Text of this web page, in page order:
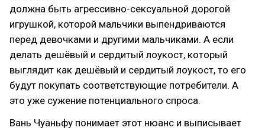
должна быть агрессивно-сексуальной дорогой
игрушкой, которой мальчики выпендриваются
перед девочками и другими мальчиками. А если
делать дешёвый и сердитый лоукост, который
выглядит как дешёвый и сердитый лоукост, то его
будут покупать соответствующие потребители. А
это уже сужение потенциального спроса.
Вань Чуаньфу понимает этот нюанс и выписывает